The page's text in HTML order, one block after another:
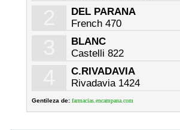
DEL PARANA
French 470
BLANC
Castelli 822
C.RIVADAVIA
Rivadavia 1424
Gentileza de: farmacias.encampana.com